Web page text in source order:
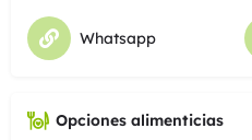
Whatsapp
Opciones alimenticias